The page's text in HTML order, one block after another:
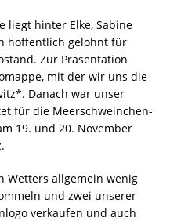
liegt hinter Elke, Sabine
hoffentlich gelohnt für
Zur Präsentation
mit der wir uns die
Danach war unser
für die Meerschweinchen-
19. und 20. November
Wetters allgemein wenig
und zwei unserer
verkaufen und auch